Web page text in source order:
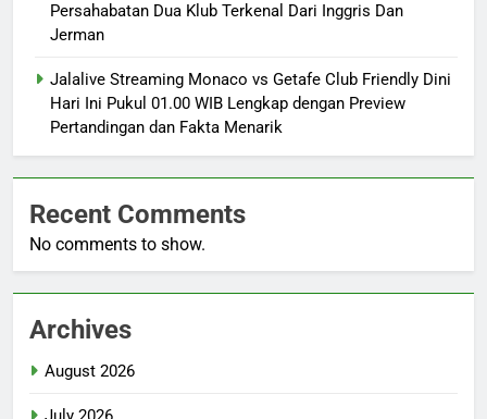
Persahabatan Dua Klub Terkenal Dari Inggris Dan
Jerman
Jalalive Streaming Monaco vs Getafe Club Friendly Dini
Hari Ini Pukul 01.00 WIB Lengkap dengan Preview
Pertandingan dan Fakta Menarik
Recent Comments
No comments to show.
Archives
August 2026